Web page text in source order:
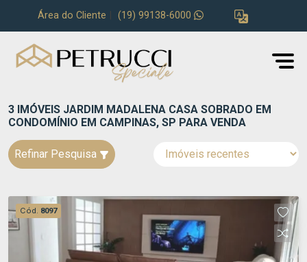
Área do Cliente (19) 99138-6000
3 IMÓVEIS JARDIM MADALENA CASA SOBRADO EM
CONDOMÍNIO EM CAMPINAS, SP PARA VENDA
Refinar Pesquisa
Cód. 8097